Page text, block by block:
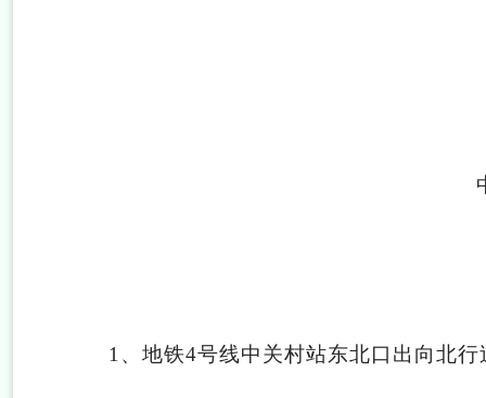
1 、地铁4号线中关村站东北口出向北